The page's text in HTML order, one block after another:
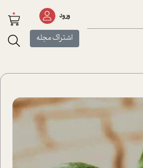
ورود
اشتراک مجله
0